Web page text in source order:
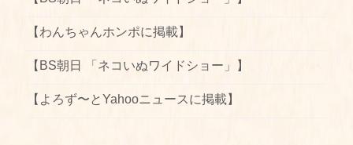
【わんちゃんホンポに掲載】
【BS朝日 「ネコいぬワイドショー」】
【よろず〜とYahooニュースに掲載】